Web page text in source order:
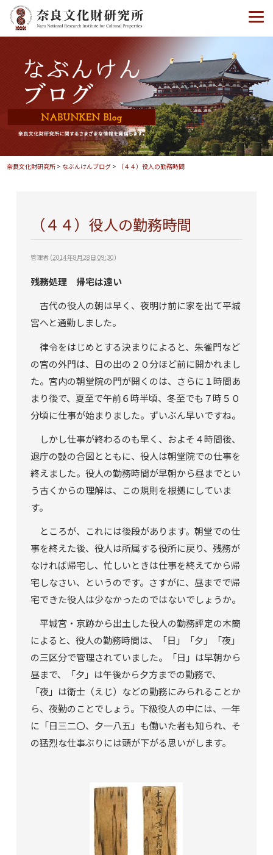
奈良文化財研究所 > なぶんけんブログ > （４４）役人の勤務時間
（４４）役人の勤務時間
管理者(2014年8月28日 09:30)
残務処理 帰宅は遠い
古代の役人の朝は早く、夜明け前に家を出て平城
宮へと通勤しました。
律令をはじめとする決まりによると、朱雀門など
の宮の外門は、日の出の２０分ほど前に開かれまし
た。宮内の朝堂院の門が開くのは、さらに１時間あ
まり後で、夏至で午前６時半頃、冬至でも７時５０
分頃に仕事が始まりました。ずいぶん早いですね。
しかし仕事が終わるのも早く、およそ４時間後、
退庁の鼓の合図とともに、役人は朝堂院での仕事を
終えました。役人の勤務時間が早朝から昼までとい
う古くからの理解は、この規則を根拠にしていま
す。
ところが、これには後段があります。朝堂での仕
事を終えた後、役人は所属する役所に戻り、残務が
なければ帰宅し、忙しいときは仕事を終えてから帰
宅しなさい、というのです。さすがに、昼までで帰
宅できた役人は少なかったのではないでしょうか。
平城宮・京跡から出土した役人の勤務評定の木簡
によると、役人の勤務時間は、「日」「夕」「夜」
の三区分で管理されていました。「日」は早朝から
昼まで、「夕」は午後から夕方までの勤務で、
「夜」は衛士（えじ）などの勤務にみられることか
ら、夜勤のことでしょう。下級役人の中には、一年
に「日三二〇、夕一八五」も働いた者も知られ、そ
の猛烈な仕事ぶりには頭が下がる思いがします。